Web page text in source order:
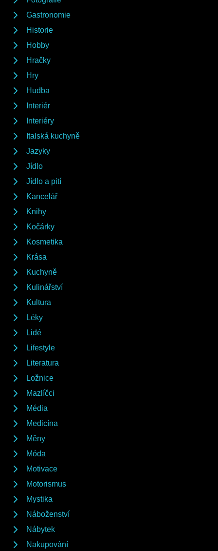
Gastronomie
Historie
Hobby
Hračky
Hry
Hudba
Interiér
Interiéry
Italská kuchyně
Jazyky
Jídlo
Jídlo a pití
Kancelář
Knihy
Kočárky
Kosmetika
Krása
Kuchyně
Kulinářství
Kultura
Léky
Lidé
Lifestyle
Literatura
Ložnice
Mazlíčci
Média
Medicína
Měny
Móda
Motivace
Motorismus
Mystika
Náboženství
Nábytek
Nakupování